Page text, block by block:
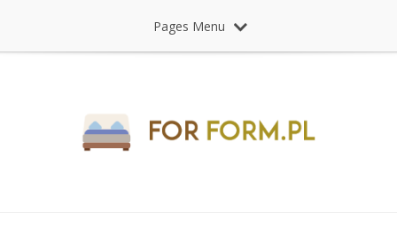
Pages Menu